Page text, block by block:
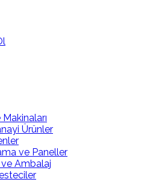
Ürünler
ve Paneller
Ambalaj